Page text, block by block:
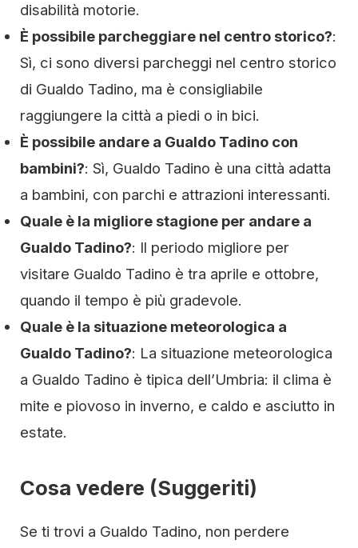
disabilità motorie.
È possibile parcheggiare nel centro storico?:
Sì, ci sono diversi parcheggi nel centro storico
di Gualdo Tadino, ma è consigliabile
raggiungere la città a piedi o in bici.
È possibile andare a Gualdo Tadino con
bambini?: Sì, Gualdo Tadino è una città adatta
a bambini, con parchi e attrazioni interessanti.
Quale è la migliore stagione per andare a
Gualdo Tadino?: Il periodo migliore per
visitare Gualdo Tadino è tra aprile e ottobre,
quando il tempo è più gradevole.
Quale è la situazione meteorologica a
Gualdo Tadino?: La situazione meteorologica
a Gualdo Tadino è tipica dell’Umbria: il clima è
mite e piovoso in inverno, e caldo e asciutto in
estate.
Cosa vedere (Suggeriti)
Se ti trovi a Gualdo Tadino, non perdere